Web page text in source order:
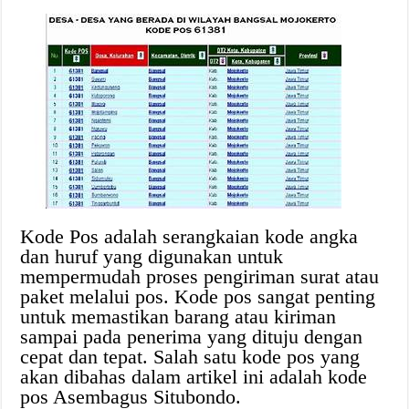
Kode Pos adalah serangkaian kode angka
dan huruf yang digunakan untuk
mempermudah proses pengiriman surat atau
paket melalui pos. Kode pos sangat penting
untuk memastikan barang atau kiriman
sampai pada penerima yang dituju dengan
cepat dan tepat. Salah satu kode pos yang
akan dibahas dalam artikel ini adalah kode
pos Asembagus Situbondo.